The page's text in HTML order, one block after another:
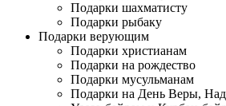
Подарки шахматисту
Подарки рыбаку
Подарки верующим
Подарки христианам
Подарки на рождество
Подарки мусульманам
Подарки на День Веры,